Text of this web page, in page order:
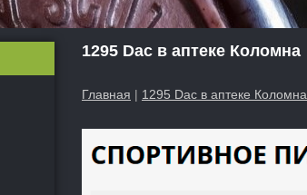
1295 Dac в аптеке Коломна
Главная | 1295 Dac в аптеке Коломна